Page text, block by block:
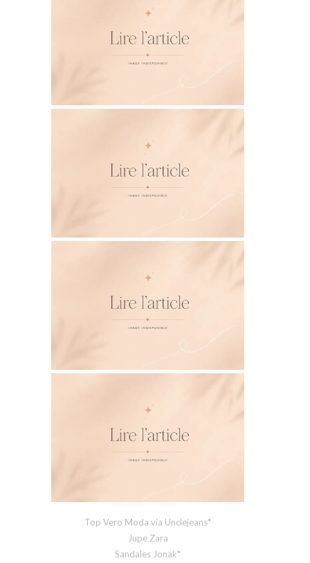
Top Vero Moda via Unclejeans*
Jupe Zara
Sandales Jonak*